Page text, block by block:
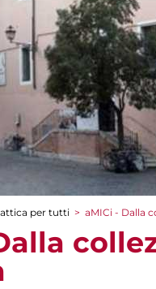
per tutti > aMICi - Dalla